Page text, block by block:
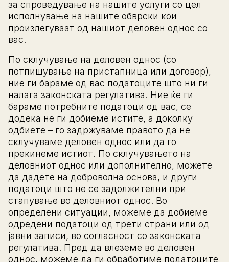
за спроведување на нашите услуги со цел
исполнување на нашите обврски кои
произлегуваат од нашиот деловен однос со
вас.
По склучување на деловен однос (со
потпишување на пристапница или договор),
ние ги бараме од вас податоците што ни ги
налага законската регулатива. Ние ќе ги
бараме потребните податоци од вас, се
додека не ги добиеме истите, а доколку
одбиете – го задржуваме правото да не
склучуваме деловен однос или да го
прекинеме истиот. По склучувањето на
деловниот однос или дополнително, можете
да дадете на доброволна основа, и други
податоци што не се задолжителни при
стапување во деловниот однос. Во
определени ситуации, можеме да добиеме
одредени податоци од трети страни или од
јавни записи, во согласност со законската
регулатива. Пред да влеземе во деловен
однос, можеме да ги обработиме податоците